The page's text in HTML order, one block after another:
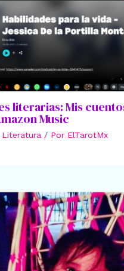
literarias: Mis
Music
Literatura / Por ElTarotMx